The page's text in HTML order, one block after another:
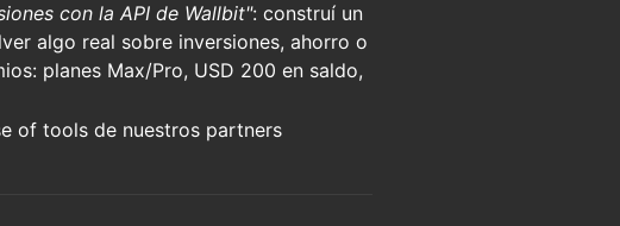
con la API de Wallbit": construí un
algo real sobre inversiones, ahorro o
planes Max/Pro, USD 200 en saldo,
of tools de nuestros partners